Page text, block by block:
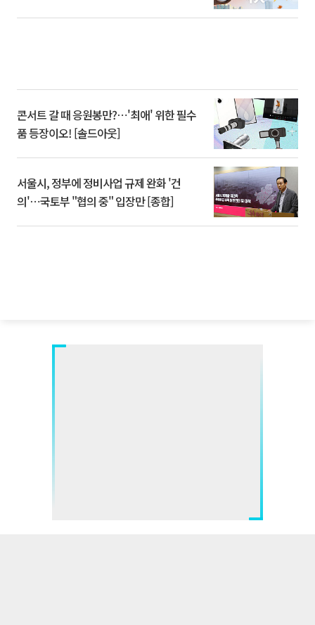
콘서트 갈 때 응원봉만?⋯'최애' 위한 필수
품 등장이오! [솔드아웃]
서울시, 정부에 정비사업 규제 완화 '건
의'⋯국토부 "협의 중" 입장만 [종합]